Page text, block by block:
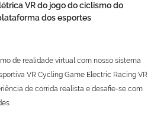
VR do jogo do ciclismo do
dos esportes
de realidade virtual com nosso sistema
VR Cycling Game Electric Racing VR
de corrida realista e desafie-se com